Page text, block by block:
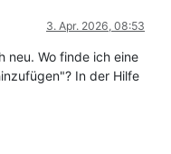
3. Apr. 2026, 08:53
neu. Wo finde ich eine
In der Hilfe